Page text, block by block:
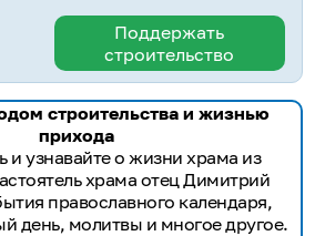
Поддержать
строительство
строительства и жизнью
прихода
и узнавайте о жизни храма из
храма отец Димитрий
православного календаря,
день, молитвы и многое другое.